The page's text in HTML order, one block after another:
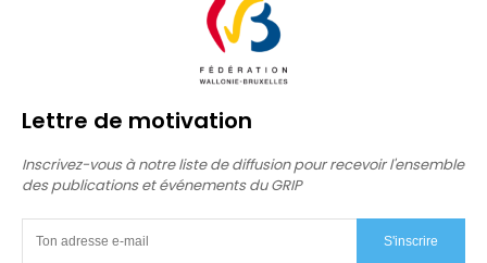
Lettre de motivation
Inscrivez-vous à notre liste de diffusion pour recevoir l'ensemble
des publications et événements du GRIP
S'inscrire